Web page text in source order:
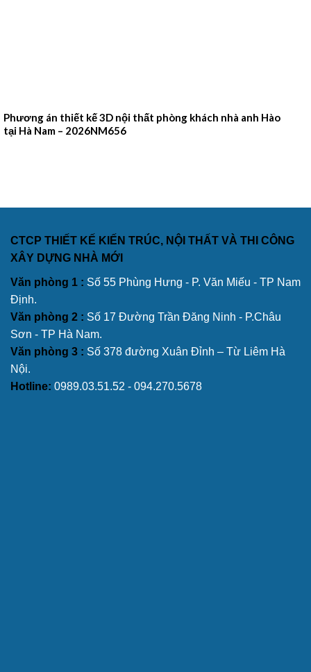
Phương án thiết kế 3D nội thất phòng khách nhà anh Hào
tại Hà Nam – 2026NM656
CTCP THIẾT KẾ KIẾN TRÚC, NỘI THẤT VÀ THI CÔNG
XÂY DỰNG NHÀ MỚI
Văn phòng 1 : Số 55 Phùng Hưng - P. Văn Miếu - TP Nam
Định.
Văn phòng 2 : Số 17 Đường Trần Đăng Ninh - P.Châu
Sơn - TP Hà Nam.
Văn phòng 3 : Số 378 đường Xuân Đỉnh – Từ Liêm Hà
Nội.
Hotline: 0989.03.51.52 - 094.270.5678